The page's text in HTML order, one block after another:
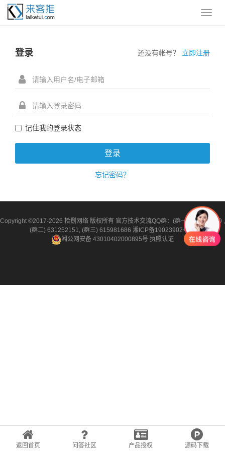
登录 还没有帐号？ 立即注册
记住我的登录状态
忘记密码？
Copyright ©2017-2026 拾捌网络 版权所有 官方技术交流QQ群：(群一) 340645969 ,
(群二) 631252151, (群三) 615981686 湘ICP备19023902号-2
湘公网安备 43010402000895号 执照认证
返回首页 问答社区 产品授权 源码下载